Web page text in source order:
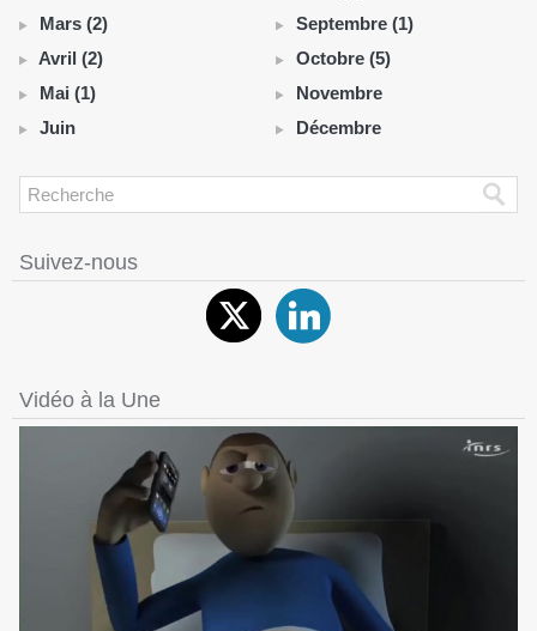
Mars (2)
Avril (2)
Mai (1)
Juin
Septembre (1)
Octobre (5)
Novembre
Décembre
Suivez-nous
Vidéo à la Une